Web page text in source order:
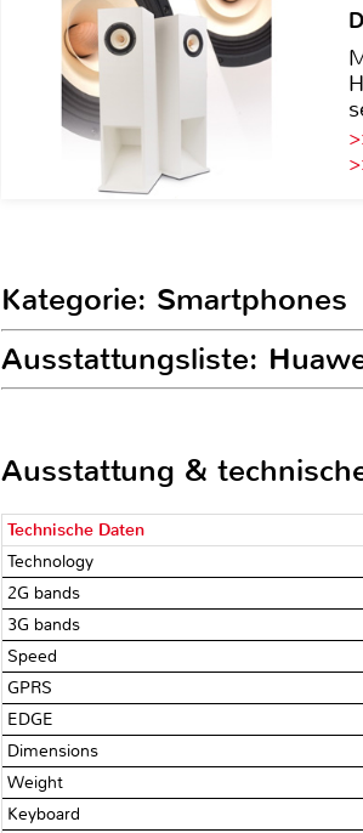
Kategorie: Smartphones
Ausstattungsliste:
Ausstattung &
Technische Daten
Technology
2G bands
3G bands
Speed
GPRS
EDGE
Dimensions
Weight
Keyboard